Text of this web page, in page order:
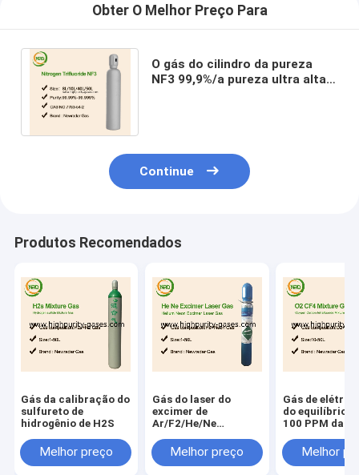
Obter O Melhor Preço Para
O gás do cilindro da pureza
NF3 99,9%/a pureza ultra alta
Continue
Produtos Recomendados
Gás da calibração do
sulfureto de
hidrogênio de H2S
Melhor preço
Gás do laser do
excimer de
Ar/F2/He/Ne
lente produzindo
lasers do excimer do
Melhor preço
Gás de
do equilíbrio
100 PPM da
Isobutylene
Melhor